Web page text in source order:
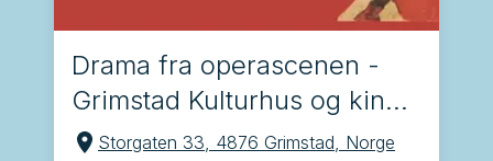
Drama fra operascenen -
Grimstad Kulturhus og kino,
Grimstad
Storgaten 33, 4876 Grimstad, Norge